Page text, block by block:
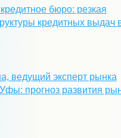
бюро: резкая
кредитных выдач
ведущий эксперт рынка
прогноз развития